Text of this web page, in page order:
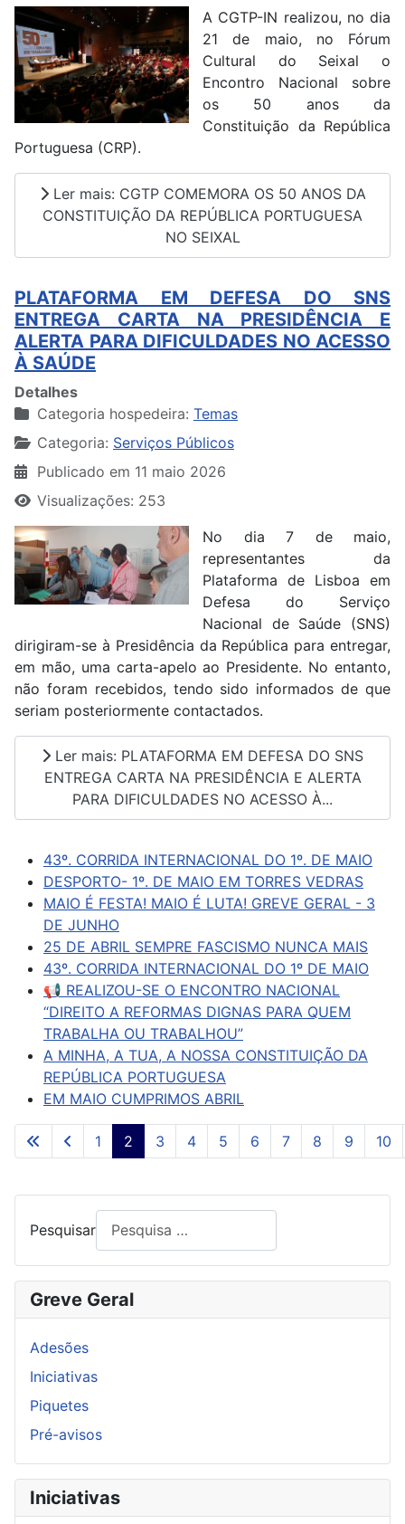
A CGTP-IN realizou, no dia
21 de maio, no Fórum
Cultural do Seixal o
Encontro Nacional sobre
os 50 anos da
Constituição da República
Portuguesa (CRP).
Ler mais: CGTP COMEMORA OS 50 ANOS DA
CONSTITUIÇÃO DA REPÚBLICA PORTUGUESA
NO SEIXAL
PLATAFORMA EM DEFESA DO SNS
ENTREGA CARTA NA PRESIDÊNCIA E
ALERTA PARA DIFICULDADES NO ACESSO
À SAÚDE
Detalhes
Categoria hospedeira: Temas
Categoria: Serviços Públicos
Publicado em 11 maio 2026
Visualizações: 253
No dia 7 de maio,
representantes da
Plataforma de Lisboa em
Defesa do Serviço
Nacional de Saúde (SNS)
dirigiram-se à Presidência da República para entregar,
em mão, uma carta-apelo ao Presidente. No entanto,
não foram recebidos, tendo sido informados de que
seriam posteriormente contactados.
Ler mais: PLATAFORMA EM DEFESA DO SNS
ENTREGA CARTA NA PRESIDÊNCIA E ALERTA
PARA DIFICULDADES NO ACESSO À...
43º. CORRIDA INTERNACIONAL DO 1º. DE MAIO
DESPORTO- 1º. DE MAIO EM TORRES VEDRAS
MAIO É FESTA! MAIO É LUTA! GREVE GERAL - 3
DE JUNHO
25 DE ABRIL SEMPRE FASCISMO NUNCA MAIS
43º. CORRIDA INTERNACIONAL DO 1º DE MAIO
📢 REALIZOU-SE O ENCONTRO NACIONAL
“DIREITO A REFORMAS DIGNAS PARA QUEM
TRABALHA OU TRABALHOU”
A MINHA, A TUA, A NOSSA CONSTITUIÇÃO DA
REPÚBLICA PORTUGUESA
EM MAIO CUMPRIMOS ABRIL
Pág. 2 de 261
1 2 3 4 5 6 7 8 9 10
Pesquisar
Greve Geral
Adesões
Iniciativas
Piquetes
Pré-avisos
Iniciativas